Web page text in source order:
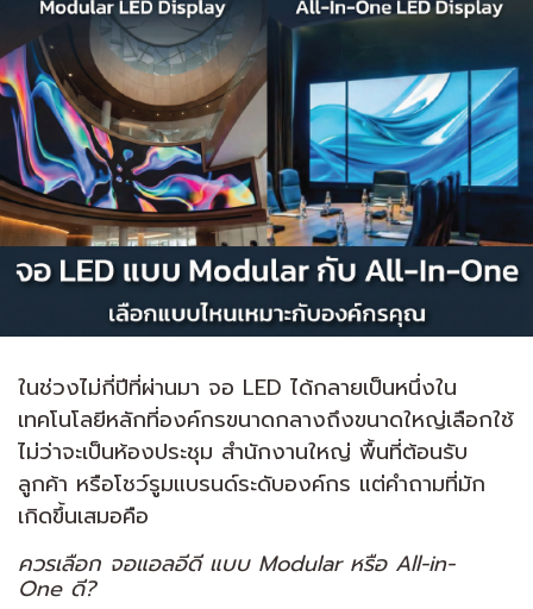
ในช่วงไม่กี่ปีที่ผ่านมา จอ LED ได้กลายเป็นหนึ่งใน
เทคโนโลยีหลักที่องค์กรขนาดกลางถึงขนาดใหญ่เลือกใช้
ไม่ว่าจะเป็นห้องประชุม สำนักงานใหญ่ พื้นที่ต้อนรับ
ลูกค้า หรือโชว์รูมแบรนด์ระดับองค์กร แต่คำถามที่มัก
เกิดขึ้นเสมอคือ
ควรเลือก จอแอลอีดี แบบ Modular หรือ All-in-
One ดี?